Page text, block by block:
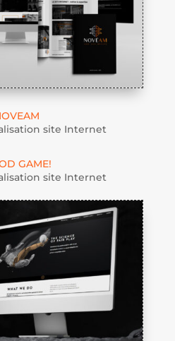
site Internet
GAME!
site Internet